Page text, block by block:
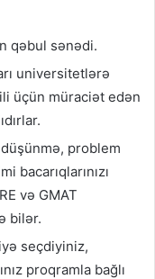
qəbul sənədi.
universitetlərə
üçün müraciət edən
problem
bacarıqlarınızı
və GMAT
bilər.
seçdiyiniz,
proqramla bağlı